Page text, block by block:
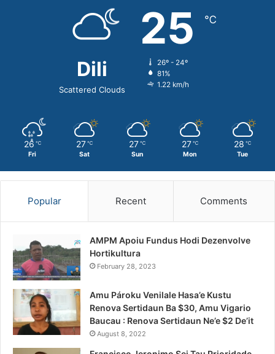
Dili
Scattered Clouds
25 ℃
26º - 24º
81%
1.22 km/h
26 ℃
Fri
27 ℃
Sat
27 ℃
Sun
27 ℃
Mon
28 ℃
Tue
Popular Recent Comments
AMPM Apoiu Fundus Hodi Dezenvolve
Hortikultura
February 28, 2023
Amu Pároku Venilale Hasa’e Kustu
Renova Sertidaun Ba $30, Amu Vigario
Baucau : Renova Sertidaun Ne’e $2 De’it
August 8, 2022